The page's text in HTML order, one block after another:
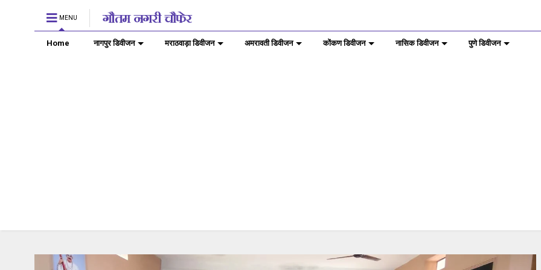
MENU
Home नागपुर डिवीजन मराठवाड़ा डिवीजन अमरावती डिवीजन कोंकण डिवीजन नासिक डिवीजन पुणे डिवीजन